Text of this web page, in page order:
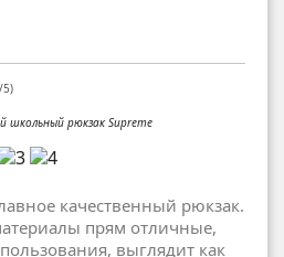
/5)
школьный рюкзак Supreme
качественный рюкзак.
прям отличные,
выглядит как